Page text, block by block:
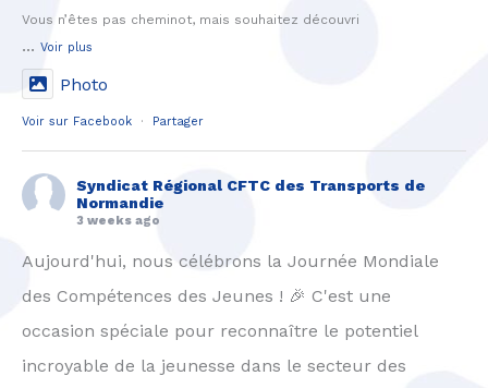
Vous n’êtes pas cheminot, mais souhaitez découvri
... Voir plus
Photo
Voir sur Facebook · Partager
Syndicat Régional CFTC des Transports de
Normandie
3 weeks ago
Aujourd'hui, nous célébrons la Journée Mondiale
des Compétences des Jeunes ! 🎉 C'est une
occasion spéciale pour reconnaître le potentiel
incroyable de la jeunesse dans le secteur des